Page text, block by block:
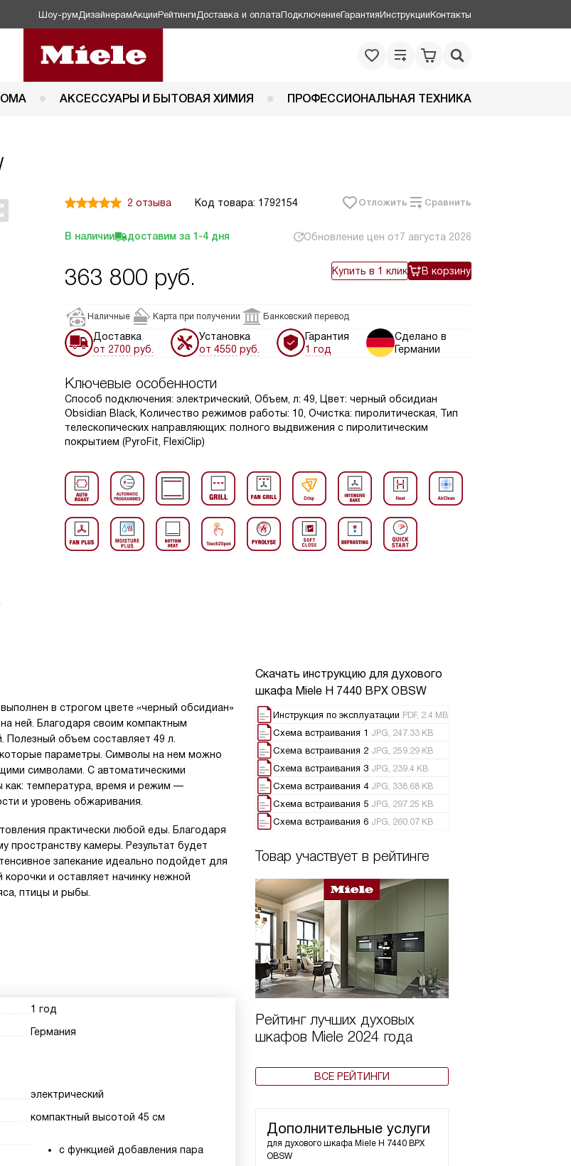
Шоу-рум ДизайнерамАкцииРейтинги Доставка и оплатаПодключениеГарантияИнструкцииКонтакты
АКСЕССУАРЫ И БЫТОВАЯ ХИМИЯ ПРОФЕССИОНАЛЬНАЯ ТЕХНИКА
2 отзыва Код товара: 1792154 Отложить Сравнить
В наличии доставим за 1-4 дня Обновление цен от7 августа 2026
363 800 руб. Купить в 1 клик В корзину
Наличные Карта при получении Банковский перевод
Доставка
от 2700 руб.
Установка
от 4550 руб.
Гарантия
1 год
Сделано в
Германии
Ключевые особенности
Способ подключения: электрический, Объем, л: 49, Цвет: черный обсидиан
Obsidian Black, Количество режимов работы: 10, Очистка: пиролитическая, Тип
телескопических направляющих: полного выдвижения с пиролитическим
покрытием (PyroFit, FlexiClip)
Скачать инструкцию для духового
шкафа Miele H 7440 BPX OBSW
Инструкция по эксплуатации PDF, 2.4 MB
Схема встраивания 1 JPG, 247.33 KB
Схема встраивания 2 JPG, 259.29 KB
Схема встраивания 3 JPG, 239.4 KB
Схема встраивания 4 JPG, 338.68 KB
Схема встраивания 5 JPG, 297.25 KB
Схема встраивания 6 JPG, 260.07 KB
Товар участвует в рейтинге
Рейтинг лучших духовых
шкафов Miele 2024 года
ВСЕ РЕЙТИНГИ
Дополнительные услуги
для духового шкафа Miele H 7440 BPX
OBSW
в строгом цвете «черный обсидиан»
ней. Благодаря своим компактным
объем составляет 49 л.
параметры. Символы на нем можно
символами. С автоматическими
температура, время и режим —
и уровень обжаривания.
практически любой еды. Благодаря
пространству камеры. Результат будет
запекание идеально подойдет для
и оставляет начинку нежной
птицы и рыбы.
1 год
Германия
электрический
компактный высотой 45 см
с функцией добавления пара